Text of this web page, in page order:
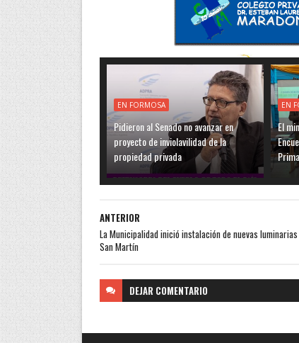
EN FORMOSA
Pidieron al Senado no avanzar en
proyecto de inviolavilidad de la
propiedad privada
EN
El
ANTERIOR
La Municipalidad inició instalación de nuevas
San Martín
DEJAR COMENTARIO